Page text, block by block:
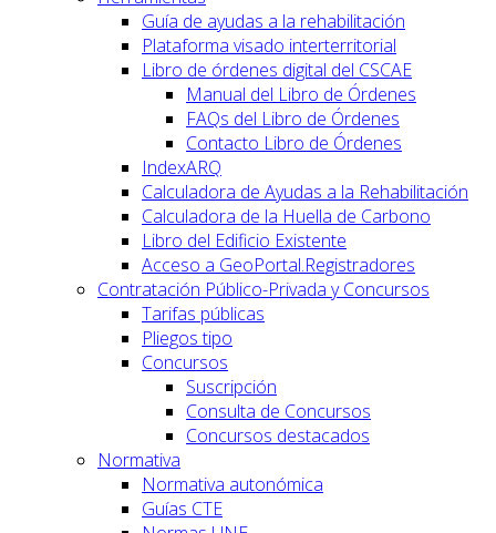
Guía de ayudas a la rehabilitación
Plataforma visado interterritorial
Libro de órdenes digital del CSCAE
Manual del Libro de Órdenes
FAQs del Libro de Órdenes
Contacto Libro de Órdenes
IndexARQ
Calculadora de Ayudas a la Rehabilitación
Calculadora de la Huella de Carbono
Libro del Edificio Existente
Acceso a GeoPortal.Registradores
Contratación Público-Privada y Concursos
Tarifas públicas
Pliegos tipo
Concursos
Suscripción
Consulta de Concursos
Concursos destacados
Normativa
Normativa autonómica
Guías CTE